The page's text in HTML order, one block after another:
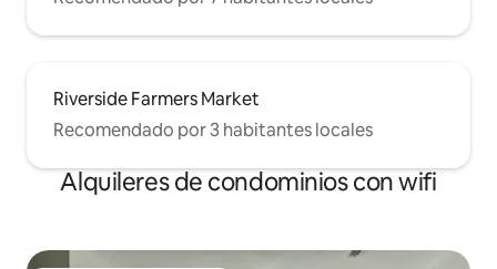
Riverside Farmers Market
Recomendado por 3 habitantes locales
Alquileres de condominios con wifi